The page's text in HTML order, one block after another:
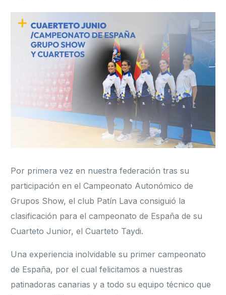
Por primera vez en nuestra federación tras su
participación en el Campeonato Autonómico de
Grupos Show, el club Patín Lava consiguió la
clasificación para el campeonato de España de su
Cuarteto Junior, el Cuarteto Taydi.
Una experiencia inolvidable su primer campeonato
de España, por el cual felicitamos a nuestras
patinadoras canarias y a todo su equipo técnico que
Formación